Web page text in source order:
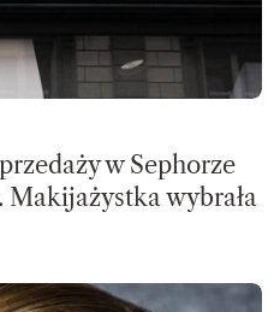
w Sephorze
wybrała